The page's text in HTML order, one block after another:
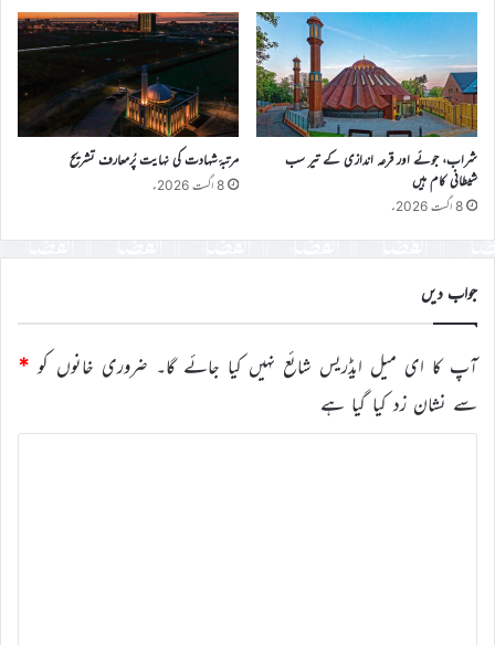
شراب، جوئے اور قرعہ اندازی کے تیر سب
شیطانی کام ہیں
8 اگست 2026ء
مرتبۂ شہادت کی نہایت پُرمعارف تشریح
8 اگست 2026ء
جواب دیں
آپ کا ای میل ایڈریس شائع نہیں کیا جائے گا۔ ضروری خانوں کو *
سے نشان زد کیا گیا ہے